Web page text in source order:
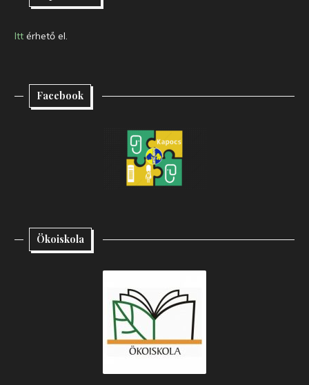
Itt érhető el.
Facebook
Ökoiskola